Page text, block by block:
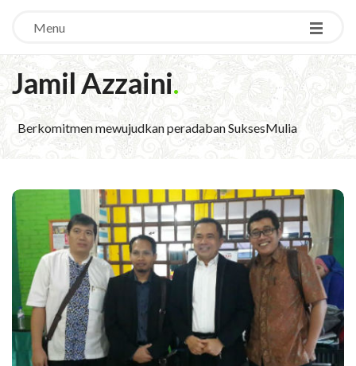
Menu
Jamil Azzaini.
Berkomitmen mewujudkan peradaban SuksesMulia